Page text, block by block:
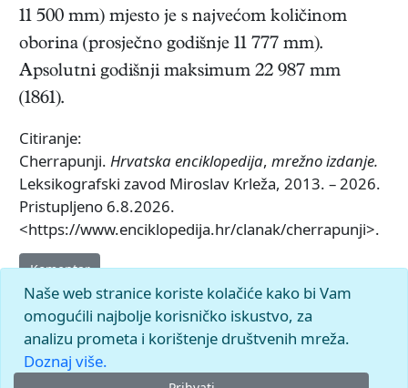
11 500 mm) mjesto je s najvećom količinom
oborina (prosječno godišnje 11 777 mm).
Apsolutni godišnji maksimum 22 987 mm
(1861).
Citiranje:
Cherrapunji. Hrvatska enciklopedija, mrežno izdanje.
Leksikografski zavod Miroslav Krleža, 2013. – 2026.
Pristupljeno 6.8.2026.
<https://www.enciklopedija.hr/clanak/cherrapunji>.
Komentar
Naše web stranice koriste kolačiće kako bi Vam
omogućili najbolje korisničko iskustvo, za
analizu prometa i korištenje društvenih mreža.
Doznaj više.